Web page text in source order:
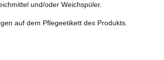
und/oder Weichspüler.
auf dem Pflegeetikett des Produkts.